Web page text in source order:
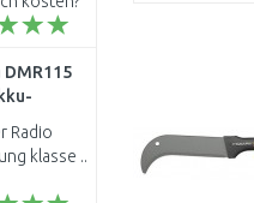
..
ion CXT
18V
Radio
klasse ..